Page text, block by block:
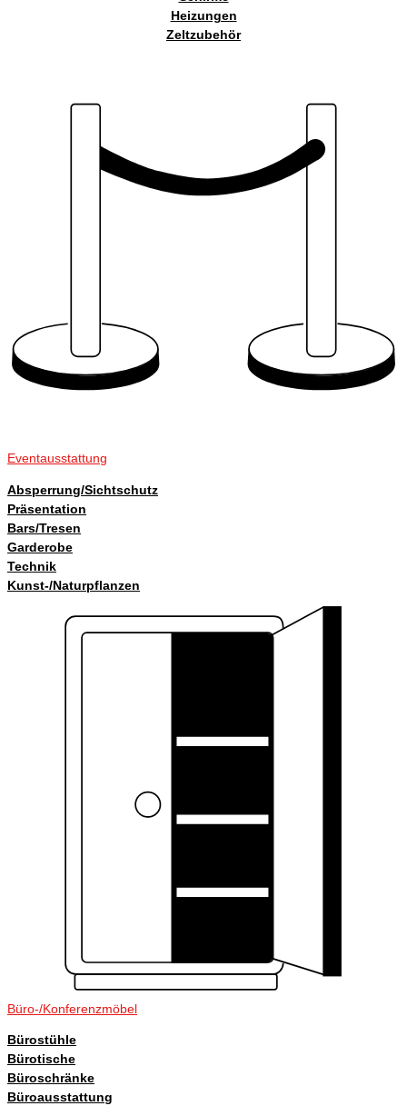
Heizungen
Zeltzubehör
Eventausstattung
Absperrung/Sichtschutz
Präsentation
Bars/Tresen
Garderobe
Technik
Kunst-/Naturpflanzen
Büro-/Konferenzmöbel
Bürostühle
Bürotische
Büroschränke
Büroausstattung